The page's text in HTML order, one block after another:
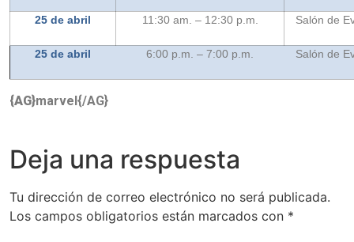
25 de abril 11:30 am. – 12:30 p.m. Salón de
25 de abril 6:00 p.m. – 7:00 p.m. Salón de
{AG}marvel{/AG}
Deja una respuesta
Tu dirección de correo electrónico no será publicada.
Los campos obligatorios están marcados con *